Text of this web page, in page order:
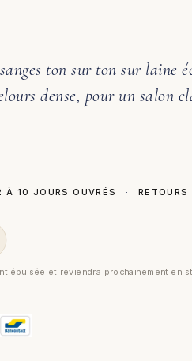
ton sur ton sur laine
dense, pour un salon
À 10 JOURS OUVRÉS ·
épuisée et reviendra prochainement en